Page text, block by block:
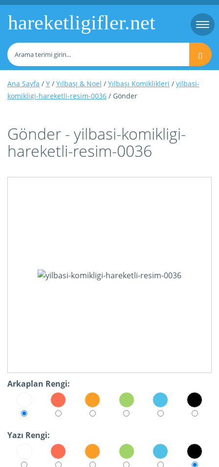
hareketligifler.net
Ana Sayfa / Y / Yılbaşı & Noel / Yılbaşı Komiklikleri / yilbasi-
komikligi-hareketli-resim-0036 / Gönder
Gönder - yilbasi-komikligi-
hareketli-resim-0036
Arkaplan Rengi:
Yazı Rengi: